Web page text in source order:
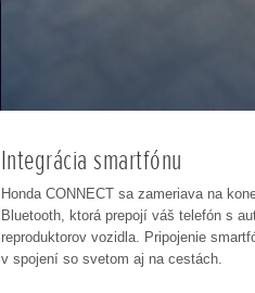
Integrácia smartfónu
Honda CONNECT sa zameriava na
Bluetooth, ktorá prepojí váš telefón s
reproduktorov vozidla. Pripojenie
v spojení so svetom aj na cestách.